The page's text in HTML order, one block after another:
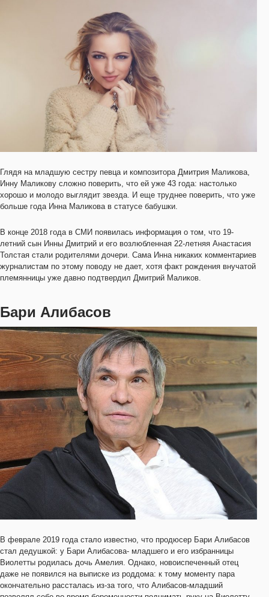
Глядя на младшую сестру певца и композитора Дмитрия Маликова,
Инну Маликову сложно поверить, что ей уже 43 года: настолько
хорошо и молодо выглядит звезда. И еще труднее поверить, что уже
больше года Инна Маликова в статусе бабушки.
В конце 2018 года в СМИ появилась информация о том, что 19-
летний сын Инны Дмитрий и его возлюбленная 22-летняя Анастасия
Толстая стали родителями дочери. Сама Инна никаких комментариев
журналистам по этому поводу не дает, хотя факт рождения внучатой
племянницы уже давно подтвердил Дмитрий Маликов.
Бари Алибасов
В феврале 2019 года стало известно, что продюсер Бари Алибасов
стал дедушкой: у Бари Алибасова- младшего и его избранницы
Виолетты родилась дочь Амелия. Однако, новоиспеченный отец
даже не появился на выписке из роддома: к тому моменту пара
окончательно рассталась из-за того, что Алибасов-младший